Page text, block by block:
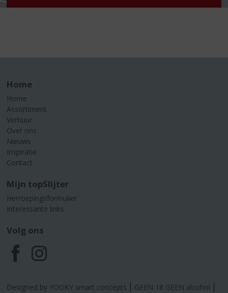
Home
Home
Assortiment
Verhuur
Over ons
Nieuws
Inspiratie
Contact
Mijn topSlijter
Herroepingsformulier
Interessante links
Volg ons
F
a
I
n
Designed by YOOKY smart concepts GEEN 18 GEEN alcohol